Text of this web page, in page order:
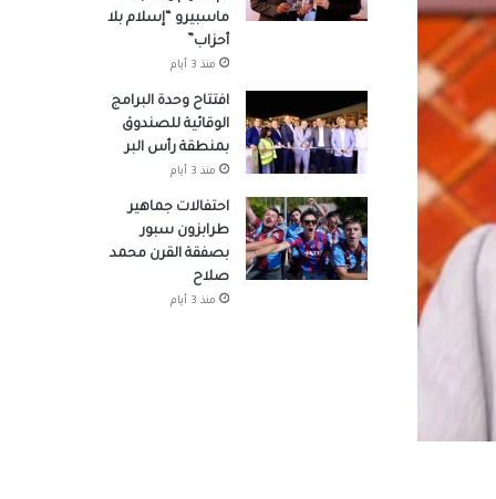
ماسبيرو “إسلام بلا
أحزاب”
منذ 3 أيام
افتتاح وحدة البرامج
الوقائية للصندوق
بمنطقة رأس البر
منذ 3 أيام
احتفالات جماهير
طرابزون سبور
بصفقة القرن محمد
صلاح
منذ 3 أيام